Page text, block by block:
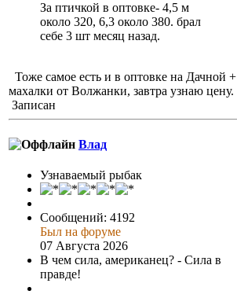
За птичкой в оптовке- 4,5 м
около 320, 6,3 около 380. брал
себе 3 шт месяц назад.
Тоже самое есть и в оптовке на Дачной +
махалки от Волжанки, завтра узнаю цену.
Записан
Влад
Узнаваемый рыбак
Сообщений: 4192
Был на форуме
07 Августа 2026
В чем сила, американец? - Сила в
правде!